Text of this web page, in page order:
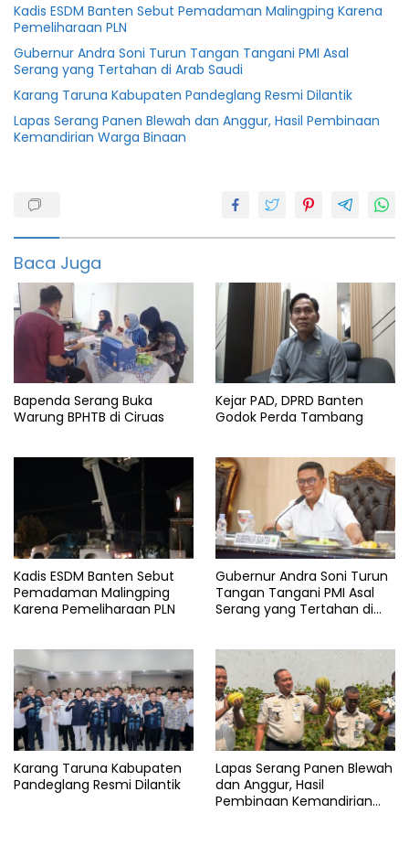
Kadis ESDM Banten Sebut Pemadaman Malingping Karena
Pemeliharaan PLN
Gubernur Andra Soni Turun Tangan Tangani PMI Asal
Serang yang Tertahan di Arab Saudi
Karang Taruna Kabupaten Pandeglang Resmi Dilantik
Lapas Serang Panen Blewah dan Anggur, Hasil Pembinaan
Kemandirian Warga Binaan
Kabupaten
Pemkab
serang
UEP
zakiyah
Baca Juga
Bapenda Serang Buka
Warung BPHTB di Ciruas
Kejar PAD, DPRD Banten
Godok Perda Tambang
Kadis ESDM Banten Sebut
Pemadaman Malingping
Karena Pemeliharaan PLN
Gubernur Andra Soni Turun
Tangan Tangani PMI Asal
Serang yang Tertahan di
Karang Taruna Kabupaten
Pandeglang Resmi Dilantik
Lapas Serang Panen Blewah
dan Anggur, Hasil
Pembinaan Kemandirian